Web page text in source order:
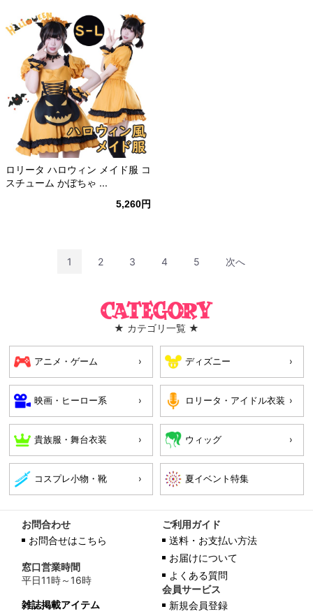
ロリータ ハロウィン メイド服 コ
スチューム かぼちゃ ...
5,260円
1 2 3 4 5 次へ
Category
★ カテゴリ一覧 ★
アニメ・ゲーム ディズニー
映画・ヒーロー系 ロリータ・アイドル衣装
貴族服・舞台衣装 ウィッグ
コスプレ小物・靴
お問合わせ
お問合せはこちら
窓口営業時間
平日11時～16時
雑誌掲載アイテム
ご利用ガイド
送料・お支払い方法
お届けについて
よくある質問
会員サービス
新規会員登録